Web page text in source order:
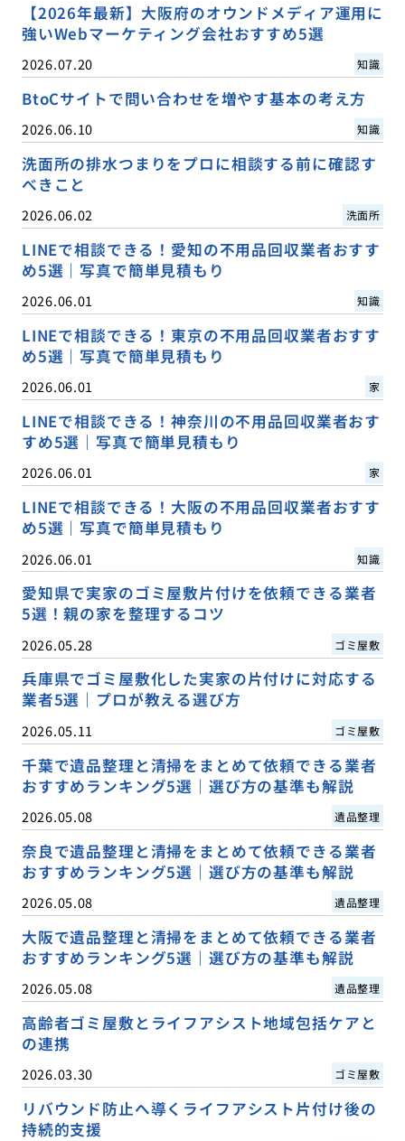
【2026年最新】大阪府のオウンドメディア運用に
強いWebマーケティング会社おすすめ5選
2026.07.20 知識
BtoCサイトで問い合わせを増やす基本の考え方
2026.06.10 知識
洗面所の排水つまりをプロに相談する前に確認す
べきこと
2026.06.02 洗面所
LINEで相談できる！愛知の不用品回収業者おすす
め5選｜写真で簡単見積もり
2026.06.01 知識
LINEで相談できる！東京の不用品回収業者おすす
め5選｜写真で簡単見積もり
2026.06.01 家
LINEで相談できる！神奈川の不用品回収業者おす
すめ5選｜写真で簡単見積もり
2026.06.01 家
LINEで相談できる！大阪の不用品回収業者おすす
め5選｜写真で簡単見積もり
2026.06.01 知識
愛知県で実家のゴミ屋敷片付けを依頼できる業者
5選！親の家を整理するコツ
2026.05.28 ゴミ屋敷
兵庫県でゴミ屋敷化した実家の片付けに対応する
業者5選｜プロが教える選び方
2026.05.11 ゴミ屋敷
千葉で遺品整理と清掃をまとめて依頼できる業者
おすすめランキング5選｜選び方の基準も解説
2026.05.08 遺品整理
奈良で遺品整理と清掃をまとめて依頼できる業者
おすすめランキング5選｜選び方の基準も解説
2026.05.08 遺品整理
大阪で遺品整理と清掃をまとめて依頼できる業者
おすすめランキング5選｜選び方の基準も解説
2026.05.08 遺品整理
高齢者ゴミ屋敷とライフアシスト地域包括ケアと
の連携
2026.03.30 ゴミ屋敷
リバウンド防止へ導くライフアシスト片付け後の
持続的支援